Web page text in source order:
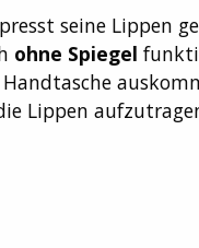
seine Lippen
ohne Spiegel
Handtasche
Lippen